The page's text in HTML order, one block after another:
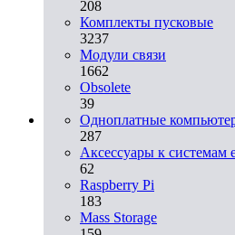
208
Комплекты пусковые
3237
Модули связи
1662
Obsolete
39
Одноплатные
287
Аксессуары к системам
62
Raspberry Pi
183
Mass Storage